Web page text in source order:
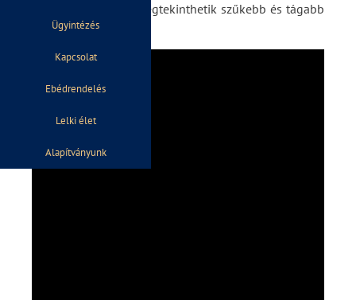
Ügyintézés
Kapcsolat
Ebédrendelés
Lelki élet
Alapítványunk
hétköznapjainkba, megtekinthetik szűkebb és tágabb
környezetünket.